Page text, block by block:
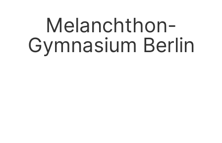
Melanchthon-
Gymnasium Berlin